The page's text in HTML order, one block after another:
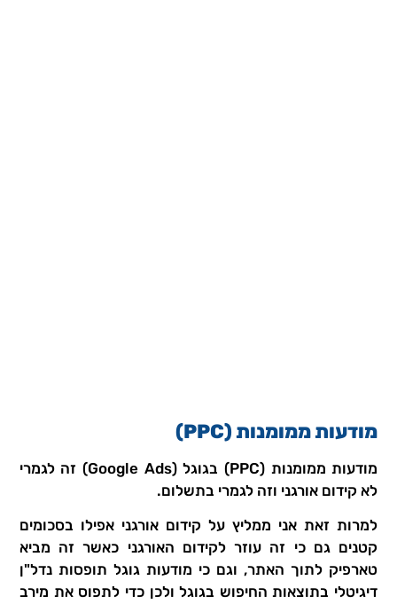
מודעות ממומנות (PPC)
מודעות ממומנות (PPC) בגוגל (Google Ads) זה לגמרי
לא קידום אורגני וזה לגמרי בתשלום.
למרות זאת אני ממליץ על קידום אורגני אפילו בסכומים
קטנים גם כי זה עוזר לקידום האורגני כאשר זה מביא
טארפיק לתוך האתר, וגם כי מודעות גוגל תופסות נדל"ן
דיגיטלי בתוצאות החיפוש בגוגל ולכן כדי לתפוס את מירב